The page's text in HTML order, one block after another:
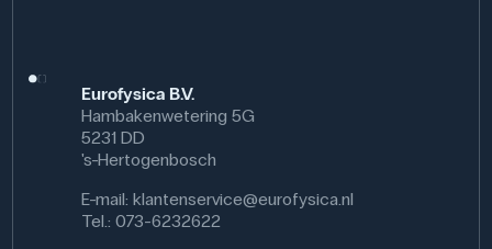
Eurofysica B.V.
Hambakenwetering 5G
5231 DD
's-Hertogenbosch
E-mail:klantenservice@eurofysica.nl
Tel.: 073-6232622